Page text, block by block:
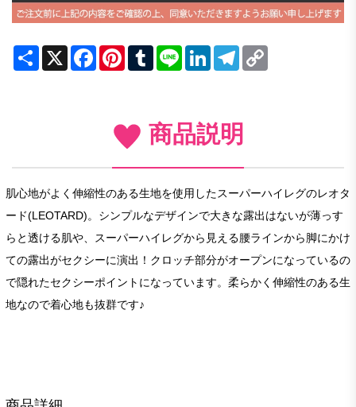
Share X FacebookPinterestTumblrLine LinkedInTelegram
商品説明
肌心地がよく伸縮性のある生地を使用したスーパーハイレグのレオタ
ード(LEOTARD)。シンプルなデザインで大きな露出はないが薄っす
らと透ける肌や、スーパーハイレグから見える腰ラインから脚にかけ
ての露出がセクシーに演出！クロッチ部分がオープンになっているの
で隠れたセクシーポイントになっています。柔らかく伸縮性のある生
地なので着心地も抜群です♪